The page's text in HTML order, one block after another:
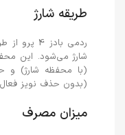
طریقه شارژ
ردمی بادز 4 پرو از طریق محفظه شارژ با درگاه
(بدون حذف نویز
میزان مصرف